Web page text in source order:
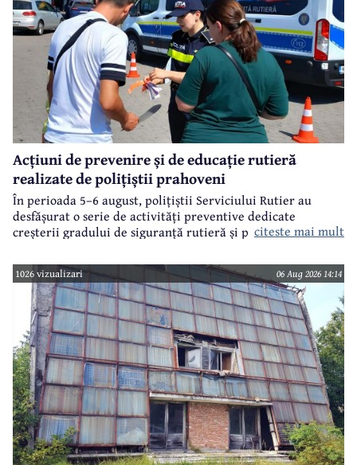
Acțiuni de prevenire și de educație rutieră
realizate de polițiștii prahoveni
În perioada 5–6 august, polițiștii Serviciului Rutier au
desfășurat o serie de activități preventive dedicate
creșterii gradului de siguranță rutieră și promovării unui
estival.
citeste mai mult
1026 vizualizari 06 Aug 2026 14:14